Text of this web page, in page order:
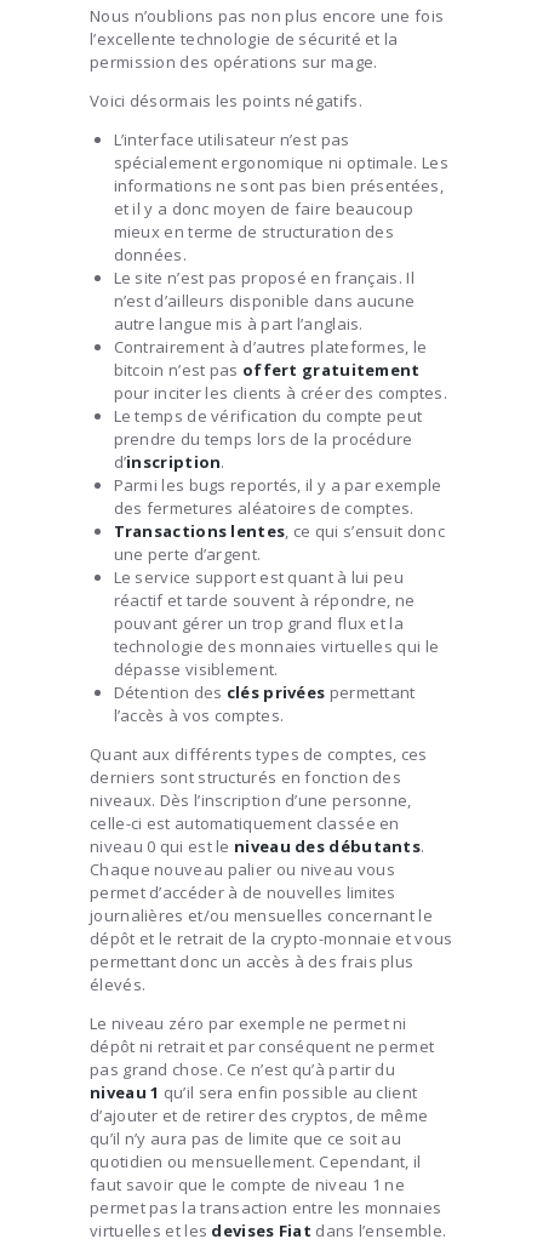
Nous n’oublions pas non plus encore une fois
l’excellente technologie de sécurité et la
permission des opérations sur mage.
Voici désormais les points négatifs.
L’interface utilisateur n’est pas
spécialement ergonomique ni optimale. Les
informations ne sont pas bien présentées,
et il y a donc moyen de faire beaucoup
mieux en terme de structuration des
données.
Le site n’est pas proposé en français. Il
n’est d’ailleurs disponible dans aucune
autre langue mis à part l’anglais.
Contrairement à d’autres plateformes, le
bitcoin n’est pas offert gratuitement
pour inciter les clients à créer des comptes.
Le temps de vérification du compte peut
prendre du temps lors de la procédure
d’inscription.
Parmi les bugs reportés, il y a par exemple
des fermetures aléatoires de comptes.
Transactions lentes, ce qui s’ensuit donc
une perte d’argent.
Le service support est quant à lui peu
réactif et tarde souvent à répondre, ne
pouvant gérer un trop grand flux et la
technologie des monnaies virtuelles qui le
dépasse visiblement.
Détention des clés privées permettant
l’accès à vos comptes.
Quant aux différents types de comptes, ces
derniers sont structurés en fonction des
niveaux. Dès l’inscription d’une personne,
celle-ci est automatiquement classée en
niveau 0 qui est le niveau des débutants.
Chaque nouveau palier ou niveau vous
permet d’accéder à de nouvelles limites
journalières et/ou mensuelles concernant le
dépôt et le retrait de la crypto-monnaie et vous
permettant donc un accès à des frais plus
élevés.
Le niveau zéro par exemple ne permet ni
dépôt ni retrait et par conséquent ne permet
pas grand chose. Ce n’est qu’à partir du
niveau 1 qu’il sera enfin possible au client
d’ajouter et de retirer des cryptos, de même
qu’il n’y aura pas de limite que ce soit au
quotidien ou mensuellement. Cependant, il
faut savoir que le compte de niveau 1 ne
permet pas la transaction entre les monnaies
virtuelles et les devises Fiat dans l’ensemble.